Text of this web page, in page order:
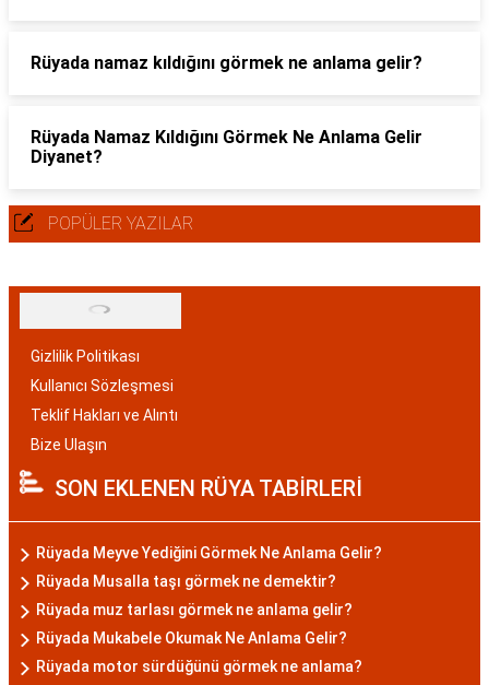
Rüyada namaz kıldığını görmek ne anlama gelir?
Rüyada Namaz Kıldığını Görmek Ne Anlama Gelir
Diyanet?
POPÜLER YAZILAR
Gizlilik Politikası
Kullanıcı Sözleşmesi
Teklif Hakları ve Alıntı
Bize Ulaşın
SON EKLENEN RÜYA TABİRLERİ
Rüyada Meyve Yediğini Görmek Ne Anlama Gelir?
Rüyada Musalla taşı görmek ne demektir?
Rüyada muz tarlası görmek ne anlama gelir?
Rüyada Mukabele Okumak Ne Anlama Gelir?
Rüyada motor sürdüğünü görmek ne anlama?